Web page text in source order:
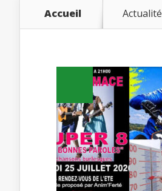
Accueil Actualité